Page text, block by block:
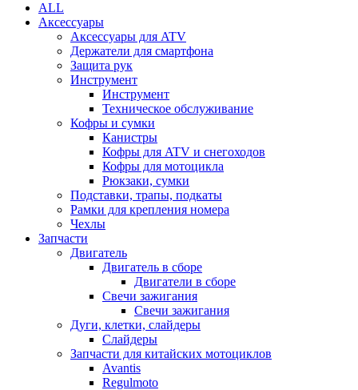
ALL
Аксессуары
Аксессуары для ATV
Держатели для смартфона
Защита рук
Инструмент
Инструмент
Техническое обслуживание
Кофры и сумки
Канистры
Кофры для ATV и снегоходов
Кофры для мотоцикла
Рюкзаки, сумки
Подставки, трапы, подкаты
Рамки для крепления номера
Чехлы
Запчасти
Двигатель
Двигатель в сборе
Двигатели в сборе
Свечи зажигания
Свечи зажигания
Дуги, клетки, слайдеры
Слайдеры
Запчасти для китайских мотоциклов
Avantis
Regulmoto